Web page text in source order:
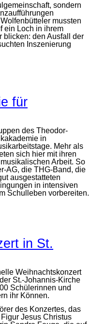
sondern
mussten
ein Loch in ihrem
blicken: den Ausfall der
Inszenierung
für
des Theodor-
in
Mehr als
sich hier mit ihren
Arbeit. So
AG, die THG-Band, die
ausgestatteten
in intensiven
Schulleben vorbereiten.
in St.
Weihnachtskonzert
St.-Johannis-Kirche
Schülerinnen und
ihr Können.
des Konzertes, das
Jesus Christus